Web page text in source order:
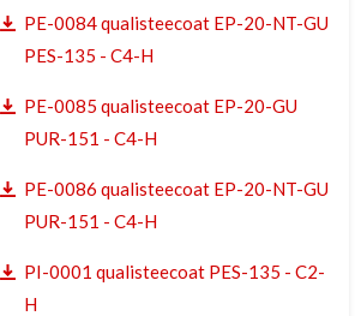
PE-0084 qualisteecoat EP-20-NT-GU
PES-135 - C4-H
PE-0085 qualisteecoat EP-20-GU
PUR-151 - C4-H
PE-0086 qualisteecoat EP-20-NT-GU
PUR-151 - C4-H
PI-0001 qualisteecoat PES-135 - C2-
H